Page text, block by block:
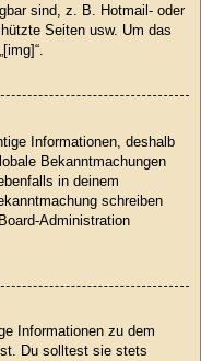
sind, z. B. Hotmail- oder
Seiten usw. Um das
Informationen, deshalb
Bekanntmachungen
in deinem
schreiben
Administration
Informationen zu dem
Du solltest sie stets